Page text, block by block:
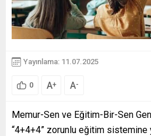
Yayınlama: 11.07.2025
0 A+ A-
Memur-Sen ve Eğitim-Bir-Sen
“4+4+4” zorunlu eğitim